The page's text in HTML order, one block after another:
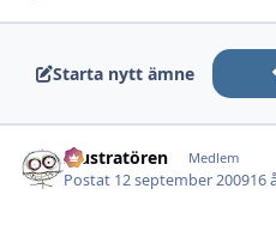
Starta nytt ämne
Illustratören Medlem
Postat 12 september 200916